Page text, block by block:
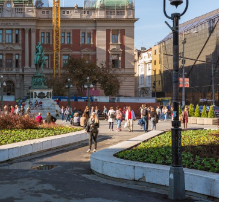
9.8.1807.
Dositej Obradović je došao u
Srbiju i u Beograd, gde je
nastavio književni i prosvetni
rad, čime je simbolično
najavljen povratak glavnih
tokova srpske kulture južno